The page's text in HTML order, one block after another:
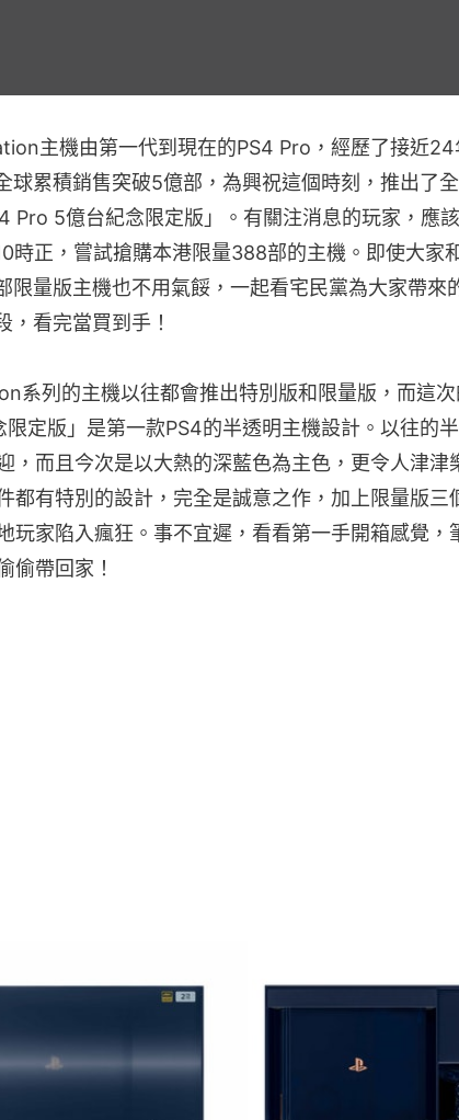
主機由第一代到現在的PS4 Pro，經歷了接近24
球累積銷售突破5億部，為興祝這個時刻，推出了
Pro 5億台紀念限定版」。有關注消息的玩家，應
時正，嘗試搶購本港限量388部的主機。即使大家
限量版主機也不用氣餒，一起看宅民黨為大家帶來
，看完當買到手！
系列的主機以往都會推出特別版和限量版，而這
限定版」是第一款PS4的半透明主機設計。以往的
，而且今次是以大熱的深藍色為主色，更令人津津
都有特別的設計，完全是誠意之作，加上限量版三
玩家陷入瘋狂。事不宜遲，看看第一手開箱感覺，
偷帶回家！